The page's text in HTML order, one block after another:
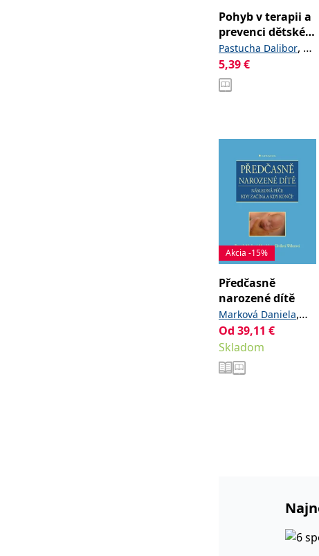
Pohyb v terapii a
prevenci dětské
obezity
Pastucha Dalibor, a
kolektiv
5,39€
Akcia -15%
Předčasně
narozené dítě
Marková Daniela,
Chvílová Weberová
Magdalena
kolektiv
Od 39,11 €
Skladom